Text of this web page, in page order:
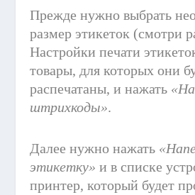
Прежде нужно выбрать
размер этикеток (смотри
Настройки печати
товары, для которых они
распечатаны, и нажать
штрихкоды».
Далее нужно нажать
этикетку» и в списке
принтер, который будет